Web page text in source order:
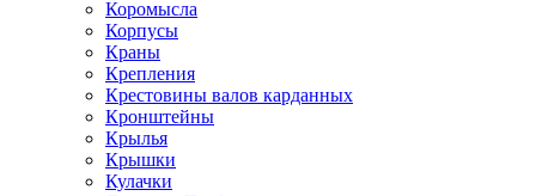
Коромысла
Корпусы
Краны
Крепления
Крестовины валов карданных
Кронштейны
Крылья
Крышки
Кулачки